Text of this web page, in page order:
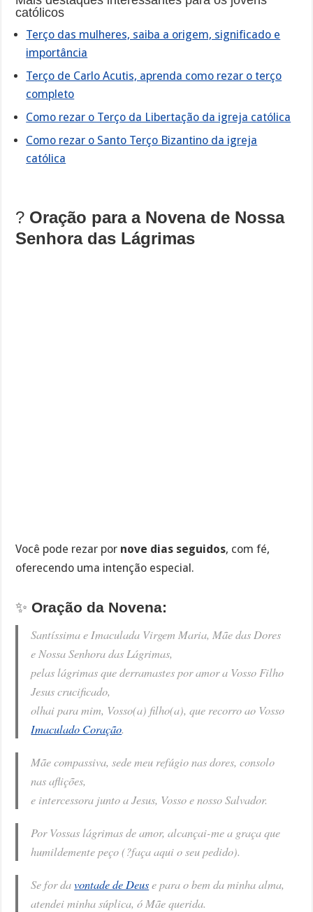
católicos
Terço das mulheres, saiba a origem, significado e
importância
Terço de Carlo Acutis, aprenda como rezar o terço
completo
Como rezar o Terço da Libertação da igreja católica
Como rezar o Santo Terço Bizantino da igreja
católica
? Oração para a Novena de Nossa
Senhora das Lágrimas
Você pode rezar por nove dias seguidos, com fé,
oferecendo uma intenção especial.
✨ Oração da Novena:
Santíssima e Imaculada Virgem Maria, Mãe das Dores
e Nossa Senhora das Lágrimas,
pelas lágrimas que derramastes por amor a Vosso Filho
Jesus crucificado,
olhai para mim, Vosso(a) filho(a), que recorro ao Vosso
Imaculado Coração.
Mãe compassiva, sede meu refúgio nas dores, consolo
nas aflições,
e intercessora junto a Jesus, Vosso e nosso Salvador.
Por Vossas lágrimas de amor, alcançai-me a graça que
humildemente peço (?faça aqui o seu pedido).
Se for davontade de Deuse para o bem da minha alma,
atendei minha súplica, ó Mãe querida.